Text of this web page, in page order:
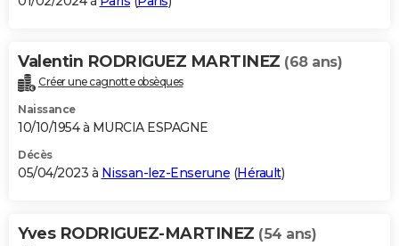
Valentin RODRIGUEZ MARTINEZ (68 ans)
Créer une cagnotte obsèques
Naissance
10/10/1954 à MURCIA ESPAGNE
Décès
05/04/2023 à Nissan-lez-Enserune (Hérault)
Yves RODRIGUEZ-MARTINEZ (54 ans)